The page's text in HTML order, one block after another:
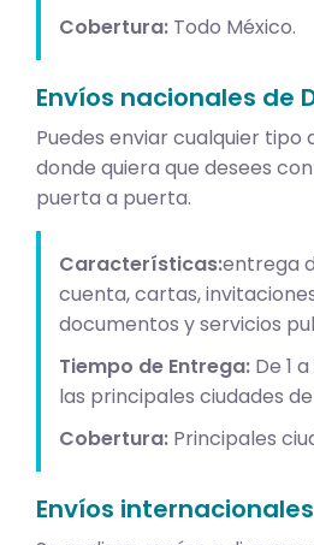
Cobertura: Todo México.
Envíos nacionales de
Puedes enviar cualquier tipo
donde quiera que desees
puerta a puerta.
Características:entrega
cuenta, cartas,
documentos y servicios
Tiempo de Entrega: De 1
las principales ciudades
Cobertura: Principales
Envíos internacionales